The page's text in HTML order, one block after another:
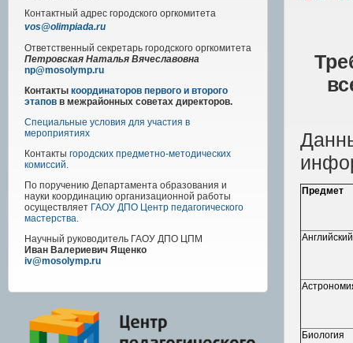
Контактный адрес городского оргкомитета
vos@olimpiada.ru
Ответственный секретарь городского оргкомитета
Петровская Наталья Вячеславовна
np@mosolymp.ru
Контакты координаторов первого и второго
этапов в межрайонных советах директоров.
Специальные условия для участия в
мероприятиях
Контакты городских предметно-методических
комиссий.
По поручению Департамента образования и
науки координацию организационной работы
осуществляет ГАОУ ДПО Центр педагогического
мастерства.
Научный руководитель ГАОУ ДПО ЦПМ
Иван Валериевич Ященко
iv@mosolymp.ru
Предмет
Биология